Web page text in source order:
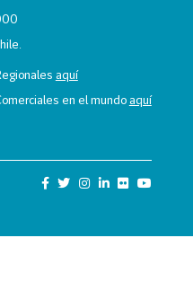
aquí
en el mundoaquí